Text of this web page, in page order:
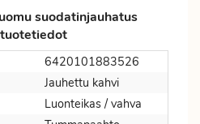
suodatinjauhatus
6420101883526
Jauhettu kahvi
Luonteikas / vahva